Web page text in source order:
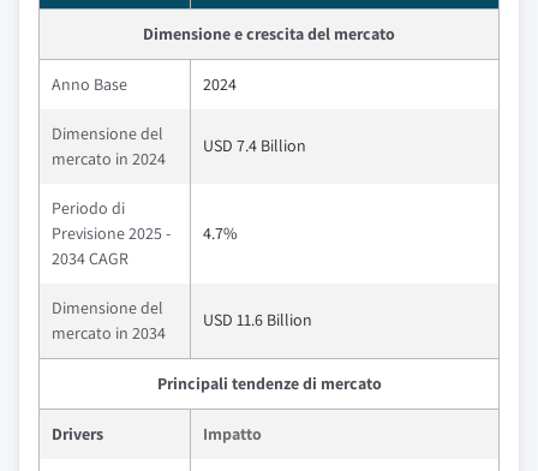
Dimensione e crescita del mercato
Anno Base 2024
Dimensione del
mercato in 2024
USD 7.4 Billion
Periodo di
Previsione 2025 -
2034 CAGR
4.7%
Dimensione del
mercato in 2034
USD 11.6 Billion
Principali tendenze di mercato
Drivers Impatto